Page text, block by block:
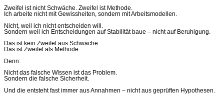
Zweifel ist nicht Schwäche. Zweifel ist Methode.
Ich arbeite nicht mit Gewissheiten, sondern mit Arbeitsmodellen.
Nicht, weil ich nicht entscheiden will.
Sondern weil ich Entscheidungen auf Stabilität baue – nicht auf Beruhigung.
Das ist kein Zweifel aus Schwäche.
Das ist Zweifel als Methode.
Denn:
Nicht das falsche Wissen ist das Problem.
Sondern die falsche Sicherheit.
Und die entsteht fast immer aus Annahmen – nicht aus geprüften Hypothesen.